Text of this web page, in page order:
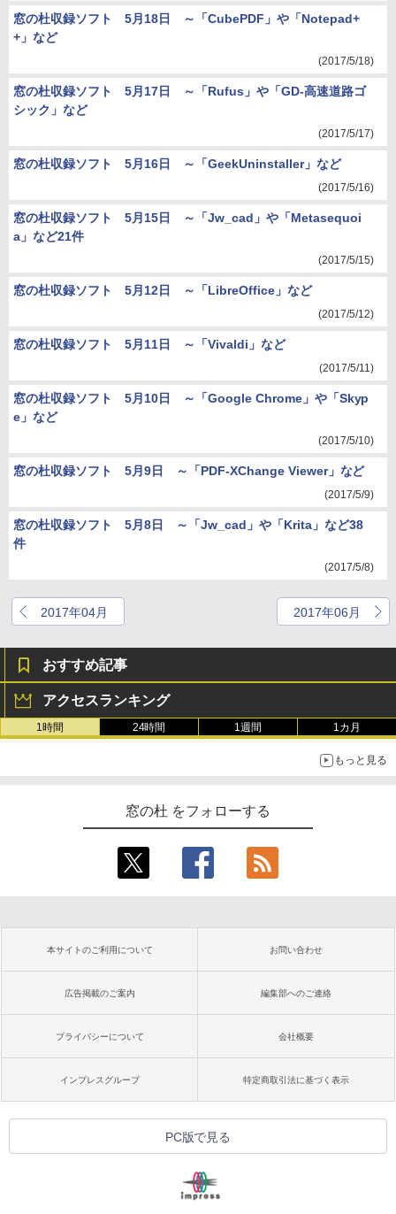
窓の杜収録ソフト 5月18日 ～「CubePDF」や「Notepad+
+」など
(2017/5/18)
窓の杜収録ソフト 5月17日 ～「Rufus」や「GD-高速道路ゴ
シック」など
(2017/5/17)
窓の杜収録ソフト 5月16日 ～「GeekUninstaller」など
(2017/5/16)
窓の杜収録ソフト 5月15日 ～「Jw_cad」や「Metasequoi
a」など21件
(2017/5/15)
窓の杜収録ソフト 5月12日 ～「LibreOffice」など
(2017/5/12)
窓の杜収録ソフト 5月11日 ～「Vivaldi」など
(2017/5/11)
窓の杜収録ソフト 5月10日 ～「Google Chrome」や「Skyp
e」など
(2017/5/10)
窓の杜収録ソフト 5月9日 ～「PDF-XChange Viewer」など
(2017/5/9)
窓の杜収録ソフト 5月8日 ～「Jw_cad」や「Krita」など38
件
(2017/5/8)
2017年04月 2017年06月
おすすめ記事
アクセスランキング
1時間 24時間 1週間 1カ月
もっと見る
窓の杜 をフォローする
本サイトのご利用について お問い合わせ
広告掲載のご案内 編集部へのご連絡
プライバシーについて 会社概要
インプレスグループ 特定商取引法に基づく表示
PC版で見る